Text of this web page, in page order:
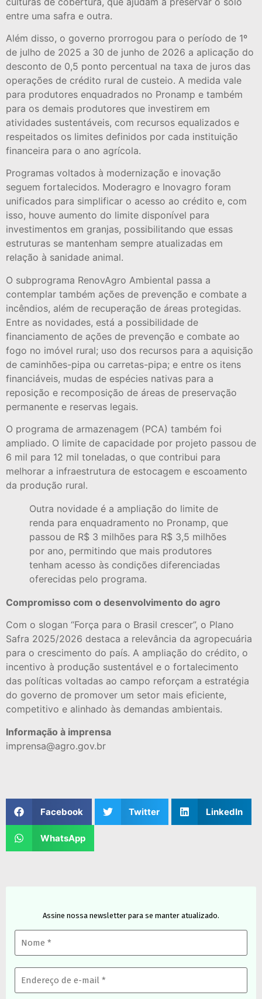
entre uma safra e outra.
Além disso, o governo prorrogou para o período de 1º
de julho de 2025 a 30 de junho de 2026 a aplicação do
desconto de 0,5 ponto percentual na taxa de juros das
operações de crédito rural de custeio. A medida vale
para produtores enquadrados no Pronamp e também
para os demais produtores que investirem em
atividades sustentáveis, com recursos equalizados e
respeitados os limites definidos por cada instituição
financeira para o ano agrícola.
Programas voltados à modernização e inovação
seguem fortalecidos. Moderagro e Inovagro foram
unificados para simplificar o acesso ao crédito e, com
isso, houve aumento do limite disponível para
investimentos em granjas, possibilitando que essas
estruturas se mantenham sempre atualizadas em
relação à sanidade animal.
O subprograma RenovAgro Ambiental passa a
contemplar também ações de prevenção e combate a
incêndios, além de recuperação de áreas protegidas.
Entre as novidades, está a possibilidade de
financiamento de ações de prevenção e combate ao
fogo no imóvel rural; uso dos recursos para a aquisição
de caminhões-pipa ou carretas-pipa; e entre os itens
financiáveis, mudas de espécies nativas para a
reposição e recomposição de áreas de preservação
permanente e reservas legais.
O programa de armazenagem (PCA) também foi
ampliado. O limite de capacidade por projeto passou de
6 mil para 12 mil toneladas, o que contribui para
melhorar a infraestrutura de estocagem e escoamento
da produção rural.
Outra novidade é a ampliação do limite de
renda para enquadramento no Pronamp, que
passou de R$ 3 milhões para R$ 3,5 milhões
por ano, permitindo que mais produtores
tenham acesso às condições diferenciadas
oferecidas pelo programa.
Compromisso com o desenvolvimento do agro
Com o slogan “Força para o Brasil crescer”, o Plano
Safra 2025/2026 destaca a relevância da agropecuária
para o crescimento do país. A ampliação do crédito, o
incentivo à produção sustentável e o fortalecimento
das políticas voltadas ao campo reforçam a estratégia
do governo de promover um setor mais eficiente,
competitivo e alinhado às demandas ambientais.
Informação à imprensa
imprensa@agro.gov.br
Facebook Twitter LinkedIn
WhatsApp
Assine nossa newsletter para se manter atualizado.